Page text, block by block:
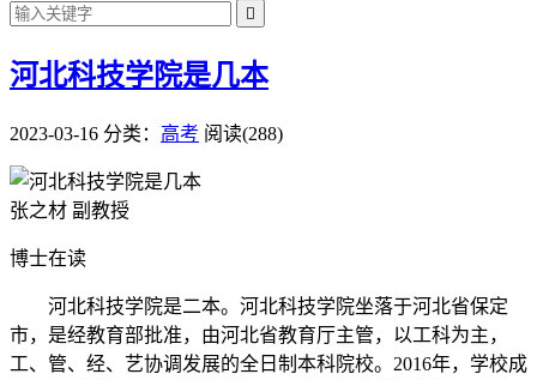

河北科技学院是几本
2023-03-16 分类： 高考 阅读(288)
张之材 副教授
博士在读
河北科技学院是二本。河北科技学院坐落于河北省保定
市，是经教育部批准，由河北省教育厅主管，以工科为主，
工、管、经、艺协调发展的全日制本科院校。2016年，学校成